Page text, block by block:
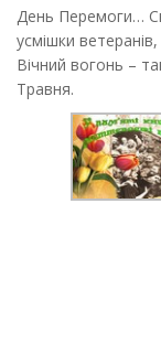
День Перемоги…
усмішки
Вічний вогонь –
Травня.